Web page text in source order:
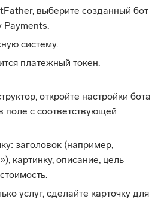
выберите созданный бот
Payments.
систему.
платежный токен.
откройте настройки бота
поле с соответствующей
заголовок (например,
картинку, описание, цель
услуг, сделайте карточку для